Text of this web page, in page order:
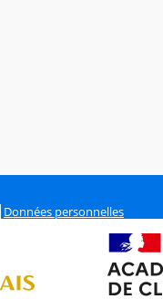
Données personnelles